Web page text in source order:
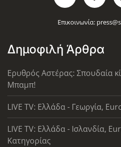
Επικοινωνία:
Δημοφιλή Άρθρα
Ερυθρός Αστέρας: Σπουδαία
Μπαμπ!
LIVE TV: Ελλάδα - Γεωργία,
LIVE TV: Ελλάδα - Ισλανδία,
Κατηγορίας